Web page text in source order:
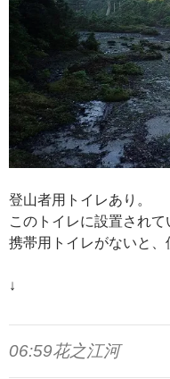
登山者用トイレあり。
このトイレに設置されて
携帯用トイレがないと、
↓
06:59花之江河